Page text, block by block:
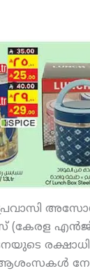
പ്രവാസി
(കേരള
ആശംസകള്‍